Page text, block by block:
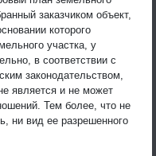
заказчиком объект,
которого
участка, у
в соответствии с
законодательством,
является и не может
Тем более, что не
ни вид ее разрешенного